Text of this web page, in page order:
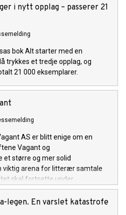
i nytt opplag – passerer 21
bok Alt starter med en
trykkes et tredje opplag, og
21 000 eksemplarer.
AS er blitt enige om en
Vagant og
et større og mer solid
viktig arena for litterær samtale
skal fortsette under
videreføres både visuelt, i
legen. En varslet katastrofe